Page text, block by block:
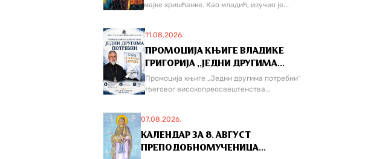
мајке хришћанке. Као младић, изучио је...
11.08.2026.
ПРОМОЦИЈА КЊИГЕ ВЛАДИКЕ
ГРИГОРИЈА ,,ЈЕДНИ ДРУГИМА...
Промоција књиге „Једни другима потребни“
Његовог високопреосвештенства...
07.08.2026.
КАЛЕНДАР ЗА 8. АВГУСТ
ПРЕПОДОБНОМУЧЕНИЦА...